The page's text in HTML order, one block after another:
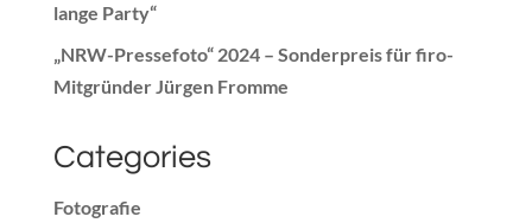
lange Party“
„NRW-Pressefoto“ 2024 – Sonderpreis für firo-
Mitgründer Jürgen Fromme
Categories
Fotografie